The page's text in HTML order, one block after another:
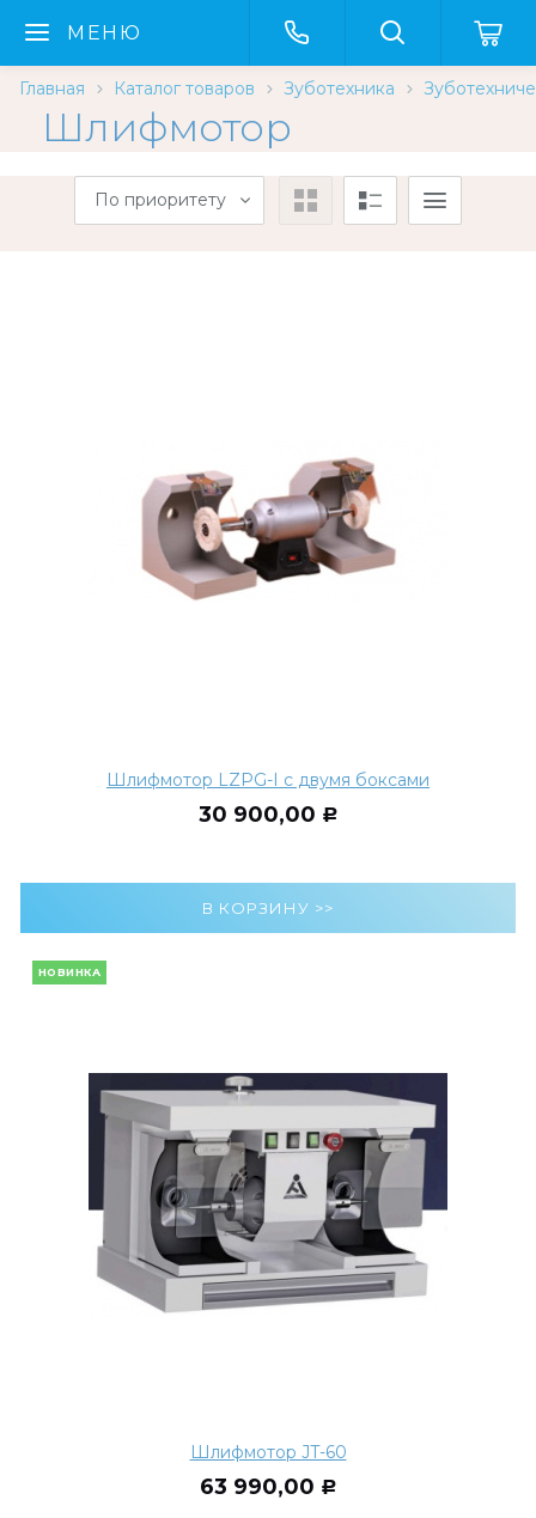
МЕНЮ
Главная Каталог товаров Зуботехника
Шлифмотор
По приоритету
Шлифмотор LZPG-I с двумя боксами
30 900,00 Р
НОВИНКА
Шлифмотор JT-60
63 990,00 Р